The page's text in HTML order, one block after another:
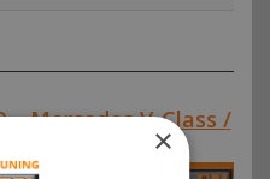
– Mercedes V-Class /
×